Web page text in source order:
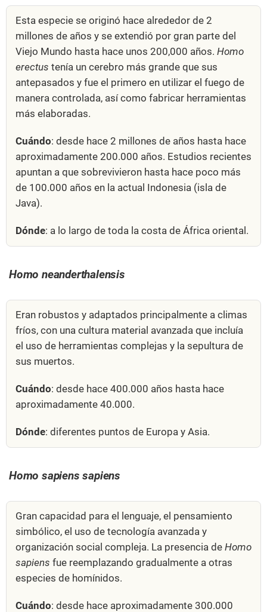
Esta especie se originó hace alrededor de 2
millones de años y se extendió por gran parte del
Viejo Mundo hasta hace unos 200,000 años. Homo
erectus tenía un cerebro más grande que sus
antepasados y fue el primero en utilizar el fuego de
manera controlada, así como fabricar herramientas
más elaboradas.
Cuándo: desde hace 2 millones de años hasta hace
aproximadamente 200.000 años. Estudios recientes
apuntan a que sobrevivieron hasta hace poco más
de 100.000 años en la actual Indonesia (isla de
Java).
Dónde: a lo largo de toda la costa de África oriental.
Homo neanderthalensis
Eran robustos y adaptados principalmente a climas
fríos, con una cultura material avanzada que incluía
el uso de herramientas complejas y la sepultura de
sus muertos.
Cuándo: desde hace 400.000 años hasta hace
aproximadamente 40.000.
Dónde: diferentes puntos de Europa y Asia.
Homo sapiens sapiens
Gran capacidad para el lenguaje, el pensamiento
simbólico, el uso de tecnología avanzada y
organización social compleja. La presencia de Homo
sapiens fue reemplazando gradualmente a otras
especies de homínidos.
Cuándo: desde hace aproximadamente 300.000